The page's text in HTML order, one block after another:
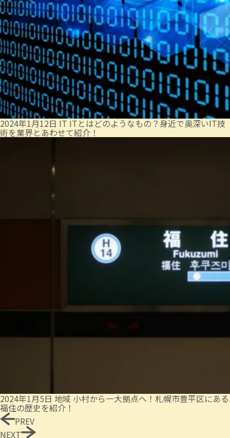
2024年1月12日 IT ITとはどのようなもの？身近で奥深いIT技
術を業界とあわせて紹介！
2024年1月5日 地域 小村から一大拠点へ！札幌市豊平区にある
福住の歴史を紹介！
PREV
NEXT